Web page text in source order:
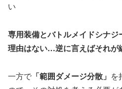
い
専用装備とバトルメイドシナ
理由はない…逆に言えばそれが
一方で 「範囲ダメージ分散」 を